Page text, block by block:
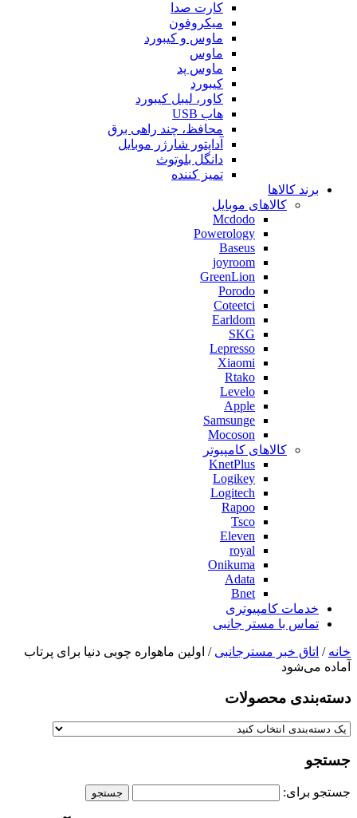
کارت صدا
میکروفون
ماوس و کیبورد
ماوس
ماوس پد
کیبورد
کاور، لیبل کیبورد
هاب USB
محافظ، چند راهی برق
آداپتور شارژر موبایل
دانگل بلوتوث
تمیز کننده
برند کالاها
کالاهای موبایل
Mcdodo
Powerology
Baseus
joyroom
GreenLion
Porodo
Coteetci
Earldom
SKG
Lepresso
Xiaomi
Rtako
Levelo
Apple
Samsunge
Mocoson
کالاهای کامپیوتر
KnetPlus
Logikey
Logitech
Rapoo
Tsco
Eleven
royal
Onikuma
Adata
Bnet
خدمات کامپیوتری
تماس با مستر جانبی
خانه / اتاق خبر مسترجانبی / اولین ماهواره چوبی دنیا برای پرتاب
آماده می‌شود
دسته‌بندی‌ محصولات
جستجو
جستجو برای: